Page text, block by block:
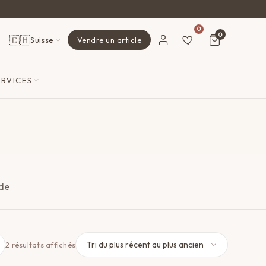
🇨🇭Suisse Vendre un article
0
0
2 résultats affichésTrié